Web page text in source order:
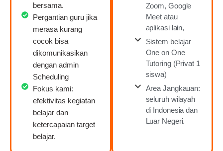
bersama.
Pergantian guru jika
merasa kurang
cocok bisa
dikomunikasikan
dengan admin
Scheduling
Fokus kami:
efektivitas kegiatan
belajar dan
ketercapaian target
belajar.
Zoom, Google
Meet atau
aplikasi lain,
Sistem belajar
One on One
Tutoring (Privat 1
siswa)
Area Jangkauan:
seluruh wilayah
di Indonesia dan
Luar Negeri.